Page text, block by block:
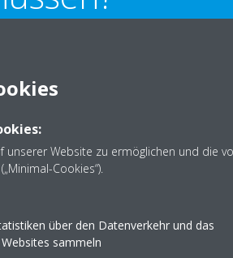
verwendet die Sprache des mobilen
Website zu ermöglichen und die
Cookies“).
über den Datenverkehr und das
sammeln